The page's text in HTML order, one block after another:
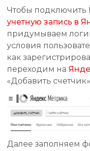
Чтобы подключить
учетную запись в
придумываем
условия
как
переходим на
«Добавить
Далее заполняем